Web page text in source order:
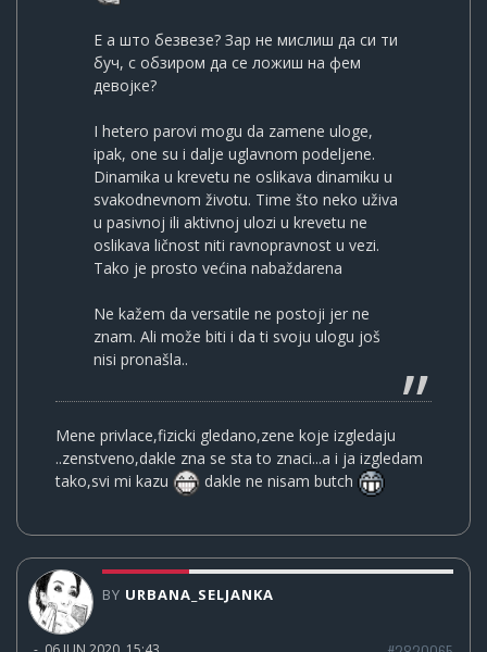
Е а што безвезе? Зар не мислиш да си ти
буч, с обзиром да се ложиш на фем
девојке?
I hetero parovi mogu da zamene uloge,
ipak, one su i dalje uglavnom podeljene.
Dinamika u krevetu ne oslikava dinamiku u
svakodnevnom životu. Time što neko uživa
u pasivnoj ili aktivnoj ulozi u krevetu ne
oslikava ličnost niti ravnopravnost u vezi.
Tako je prosto većina nabaždarena
Ne kažem da versatile ne postoji jer ne
znam. Ali može biti i da ti svoju ulogu još
nisi pronašla..
Mene privlace,fizicki gledano,zene koje izgledaju
..zenstveno,dakle zna se sta to znaci...a i ja izgledam
tako,svi mi kazu
dakle ne nisam butch
BY URBANA_SELJANKA